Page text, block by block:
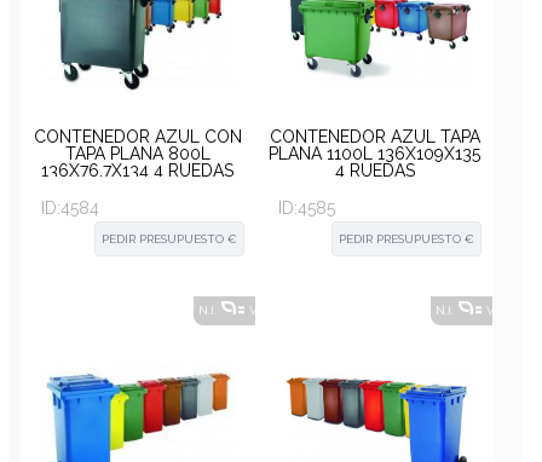
CONTENEDOR AZUL CON
TAPA PLANA 800L
136X76,7X134 4 RUEDAS
ID:4584
PEDIR PRESUPUESTO €
CONTENEDOR AZUL TAPA
PLANA 1100L 136X109X135
4 RUEDAS
ID:4585
PEDIR PRESUPUESTO €
N.I. VER ALTERNATIVAS N.I. VER